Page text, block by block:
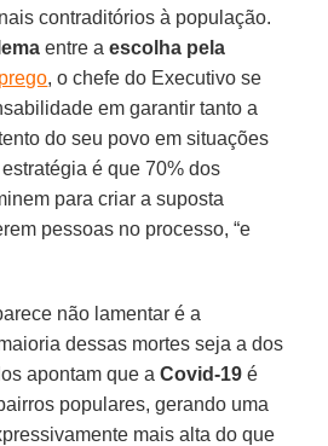
contraditórios à população.
entre aescolha pela
, o chefe do Executivo se
em garantir tanto a
do seu povo em situações
é que 70% dos
para criar a suposta
pessoas no processo, “e
não lamentar é a
dessas mortes seja a dos
apontam que a Covid-19 é
populares, gerando uma
mais alta do que